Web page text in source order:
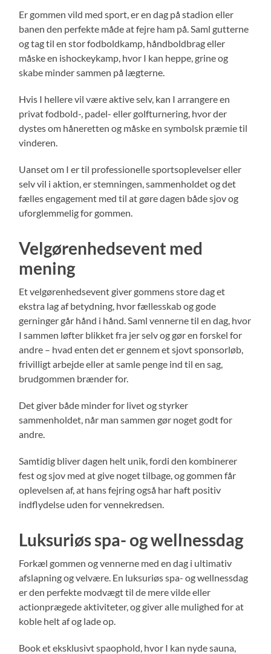
Er gommen vild med sport, er en dag på stadion eller
banen den perfekte måde at fejre ham på. Saml gutterne
og tag til en stor fodboldkamp, håndboldbrag eller
måske en ishockeykamp, hvor I kan heppe, grine og
skabe minder sammen på lægterne.
Hvis I hellere vil være aktive selv, kan I arrangere en
privat fodbold-, padel- eller golfturnering, hvor der
dystes om håneretten og måske en symbolsk præmie til
vinderen.
Uanset om I er til professionelle sportsoplevelser eller
selv vil i aktion, er stemningen, sammenholdet og det
fælles engagement med til at gøre dagen både sjov og
uforglemmelig for gommen.
Velgørenhedsevent med
mening
Et velgørenhedsevent giver gommens store dag et
ekstra lag af betydning, hvor fællesskab og gode
gerninger går hånd i hånd. Saml vennerne til en dag, hvor
I sammen løfter blikket fra jer selv og gør en forskel for
andre – hvad enten det er gennem et sjovt sponsorløb,
frivilligt arbejde eller at samle penge ind til en sag,
brudgommen brænder for.
Det giver både minder for livet og styrker
sammenholdet, når man sammen gør noget godt for
andre.
Samtidig bliver dagen helt unik, fordi den kombinerer
fest og sjov med at give noget tilbage, og gommen får
oplevelsen af, at hans fejring også har haft positiv
indflydelse uden for vennekredsen.
Luksuriøs spa- og wellnessdag
Forkæl gommen og vennerne med en dag i ultimativ
afslapning og velvære. En luksuriøs spa- og wellnessdag
er den perfekte modvægt til de mere vilde eller
actionprægede aktiviteter, og giver alle mulighed for at
koble helt af og lade op.
Book et eksklusivt spaophold, hvor I kan nyde sauna,